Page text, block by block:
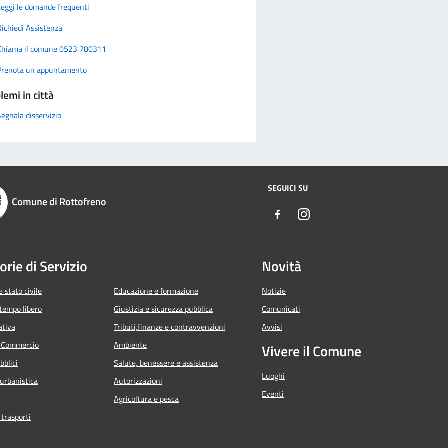
le domande frequenti
Assistenza
il comune 0523 780311
un appuntamento
in città
disservizio
Comune di Rottofreno
SEGUICI SU
FacebookInstagram
di Servizio
stato civile
libero
Educazione e formazione
Giustizia e sicurezza pubblica
Tributi,finanze e contravvenzioni
Ambiente
Salute, benessere e assistenza
Autorizzazioni
Agricoltura e pesca
Novità
Notizie
Comunicati
Avvisi
Vivere il Comune
Luoghi
Eventi